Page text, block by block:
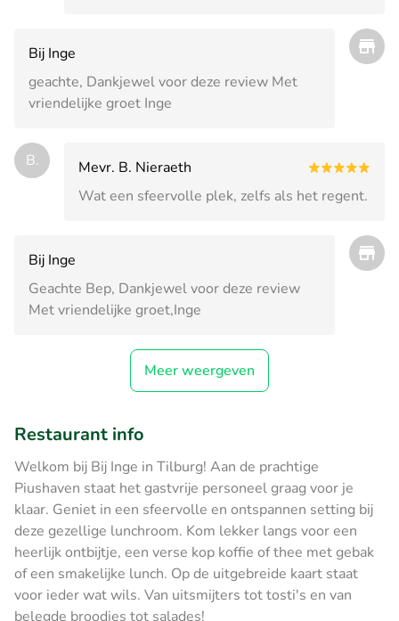
Bij Inge
geachte, Dankjewel voor deze review Met
vriendelijke groet Inge
B.
Mevr. B. Nieraeth
Wat een sfeervolle plek, zelfs als het regent.
Bij Inge
Geachte Bep, Dankjewel voor deze review
Met vriendelijke groet,Inge
Meer weergeven
Restaurant info
Welkom bij Bij Inge in Tilburg! Aan de prachtige
Piushaven staat het gastvrije personeel graag voor je
klaar. Geniet in een sfeervolle en ontspannen setting bij
deze gezellige lunchroom. Kom lekker langs voor een
heerlijk ontbijtje, een verse kop koffie of thee met gebak
of een smakelijke lunch. Op de uitgebreide kaart staat
voor ieder wat wils. Van uitsmijters tot tosti's en van
belegde broodjes tot salades!